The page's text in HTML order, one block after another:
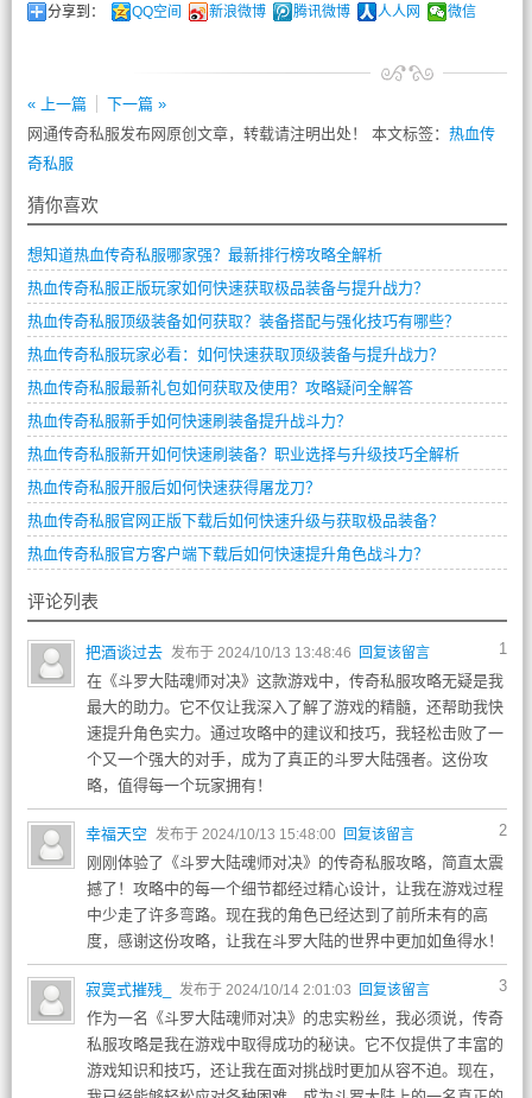
分享到： QQ空间 新浪微博 腾讯微博 人人网 微信
« 上一篇
下一篇 »
网通传奇私服发布网原创文章，转载请注明出处！ 本文标签： 热血传
奇私服
猜你喜欢
想知道热血传奇私服哪家强？最新排行榜攻略全解析
热血传奇私服正版玩家如何快速获取极品装备与提升战力？
热血传奇私服顶级装备如何获取？装备搭配与强化技巧有哪些？
热血传奇私服玩家必看：如何快速获取顶级装备与提升战力？
热血传奇私服最新礼包如何获取及使用？攻略疑问全解答
热血传奇私服新手如何快速刷装备提升战斗力？
热血传奇私服新开如何快速刷装备？职业选择与升级技巧全解析
热血传奇私服开服后如何快速获得屠龙刀？
热血传奇私服官网正版下载后如何快速升级与获取极品装备？
热血传奇私服官方客户端下载后如何快速提升角色战斗力？
评论列表
1
把酒谈过去 发布于 2024/10/13 13:48:46 回复该留言
在《斗罗大陆魂师对决》这款游戏中，传奇私服攻略无疑是我
最大的助力。它不仅让我深入了解了游戏的精髓，还帮助我快
速提升角色实力。通过攻略中的建议和技巧，我轻松击败了一
个又一个强大的对手，成为了真正的斗罗大陆强者。这份攻
略，值得每一个玩家拥有！
2
幸福天空 发布于 2024/10/13 15:48:00 回复该留言
刚刚体验了《斗罗大陆魂师对决》的传奇私服攻略，简直太震
撼了！攻略中的每一个细节都经过精心设计，让我在游戏过程
中少走了许多弯路。现在我的角色已经达到了前所未有的高
度，感谢这份攻略，让我在斗罗大陆的世界中更加如鱼得水！
3
寂寞式摧残_ 发布于 2024/10/14 2:01:03 回复该留言
作为一名《斗罗大陆魂师对决》的忠实粉丝，我必须说，传奇
私服攻略是我在游戏中取得成功的秘诀。它不仅提供了丰富的
游戏知识和技巧，还让我在面对挑战时更加从容不迫。现在，